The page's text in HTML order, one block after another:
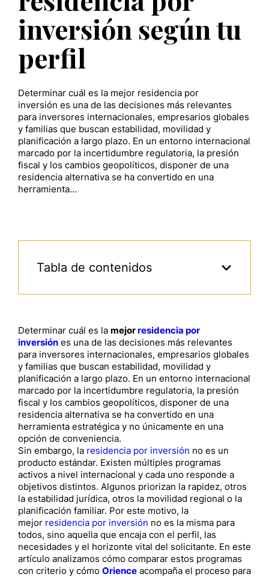
inversión según tu
perfil
Determinar cuál es la mejor residencia por
inversión es una de las decisiones más relevantes
para inversores internacionales, empresarios globales
y familias que buscan estabilidad, movilidad y
planificación a largo plazo. En un entorno internacional
marcado por la incertidumbre regulatoria, la presión
fiscal y los cambios geopolíticos, disponer de una
residencia alternativa se ha convertido en una
herramienta…
Tabla de contenidos
Determinar cuál es la mejorresidencia por
inversión es una de las decisiones más relevantes
para inversores internacionales, empresarios globales
y familias que buscan estabilidad, movilidad y
planificación a largo plazo. En un entorno internacional
marcado por la incertidumbre regulatoria, la presión
fiscal y los cambios geopolíticos, disponer de una
residencia alternativa se ha convertido en una
herramienta estratégica y no únicamente en una
opción de conveniencia.
Sin embargo, la residencia por inversión no es un
producto estándar. Existen múltiples programas
activos a nivel internacional y cada uno responde a
objetivos distintos. Algunos priorizan la rapidez, otros
la estabilidad jurídica, otros la movilidad regional o la
planificación familiar. Por este motivo, la
mejor residencia por inversión no es la misma para
todos, sino aquella que encaja con el perfil, las
necesidades y el horizonte vital del solicitante. En este
artículo analizamos cómo comparar estos programas
con criterio y cómo Orience acompaña el proceso para